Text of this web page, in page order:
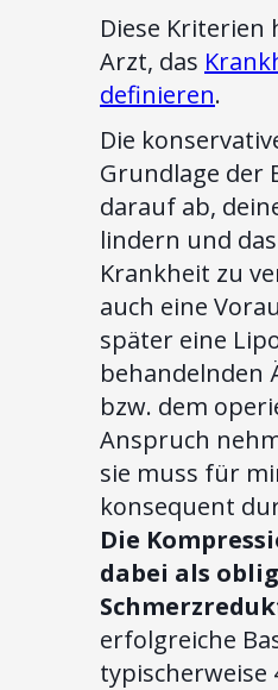
Diese
Arzt, das
definieren.
Die
Grundlage der
darauf ab,
lindern und
Krankheit zu
auch eine
später eine
behandelnden
bzw. dem
Anspruch
sie muss für
konsequent
Die
dabei als
erfolgreiche
typischerweise